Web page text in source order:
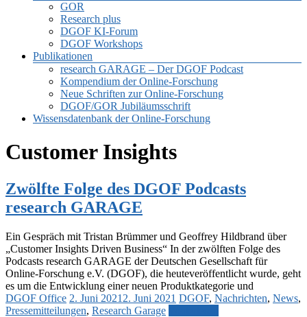
GOR
Research plus
DGOF KI-Forum
DGOF Workshops
Publikationen
research GARAGE – Der DGOF Podcast
Kompendium der Online-Forschung
Neue Schriften zur Online-Forschung
DGOF/GOR Jubiläumsschrift
Wissensdatenbank der Online-Forschung
Customer Insights
Zwölfte Folge des DGOF Podcasts
research GARAGE
Ein Gespräch mit Tristan Brümmer und Geoffrey Hildbrand über
„Customer Insights Driven Business“ In der zwölften Folge des
Podcasts research GARAGE der Deutschen Gesellschaft für
Online-Forschung e.V. (DGOF), die heuteveröffentlicht wurde, geht
es um die Entwicklung einer neuen Produktkategorie und
DGOF Office 2. Juni 2021 2. Juni 2021 DGOF, Nachrichten, News,
Pressemitteilungen, Research Garage